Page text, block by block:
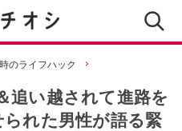
のライフハック
追い越されて進路を
れた男性が語る緊